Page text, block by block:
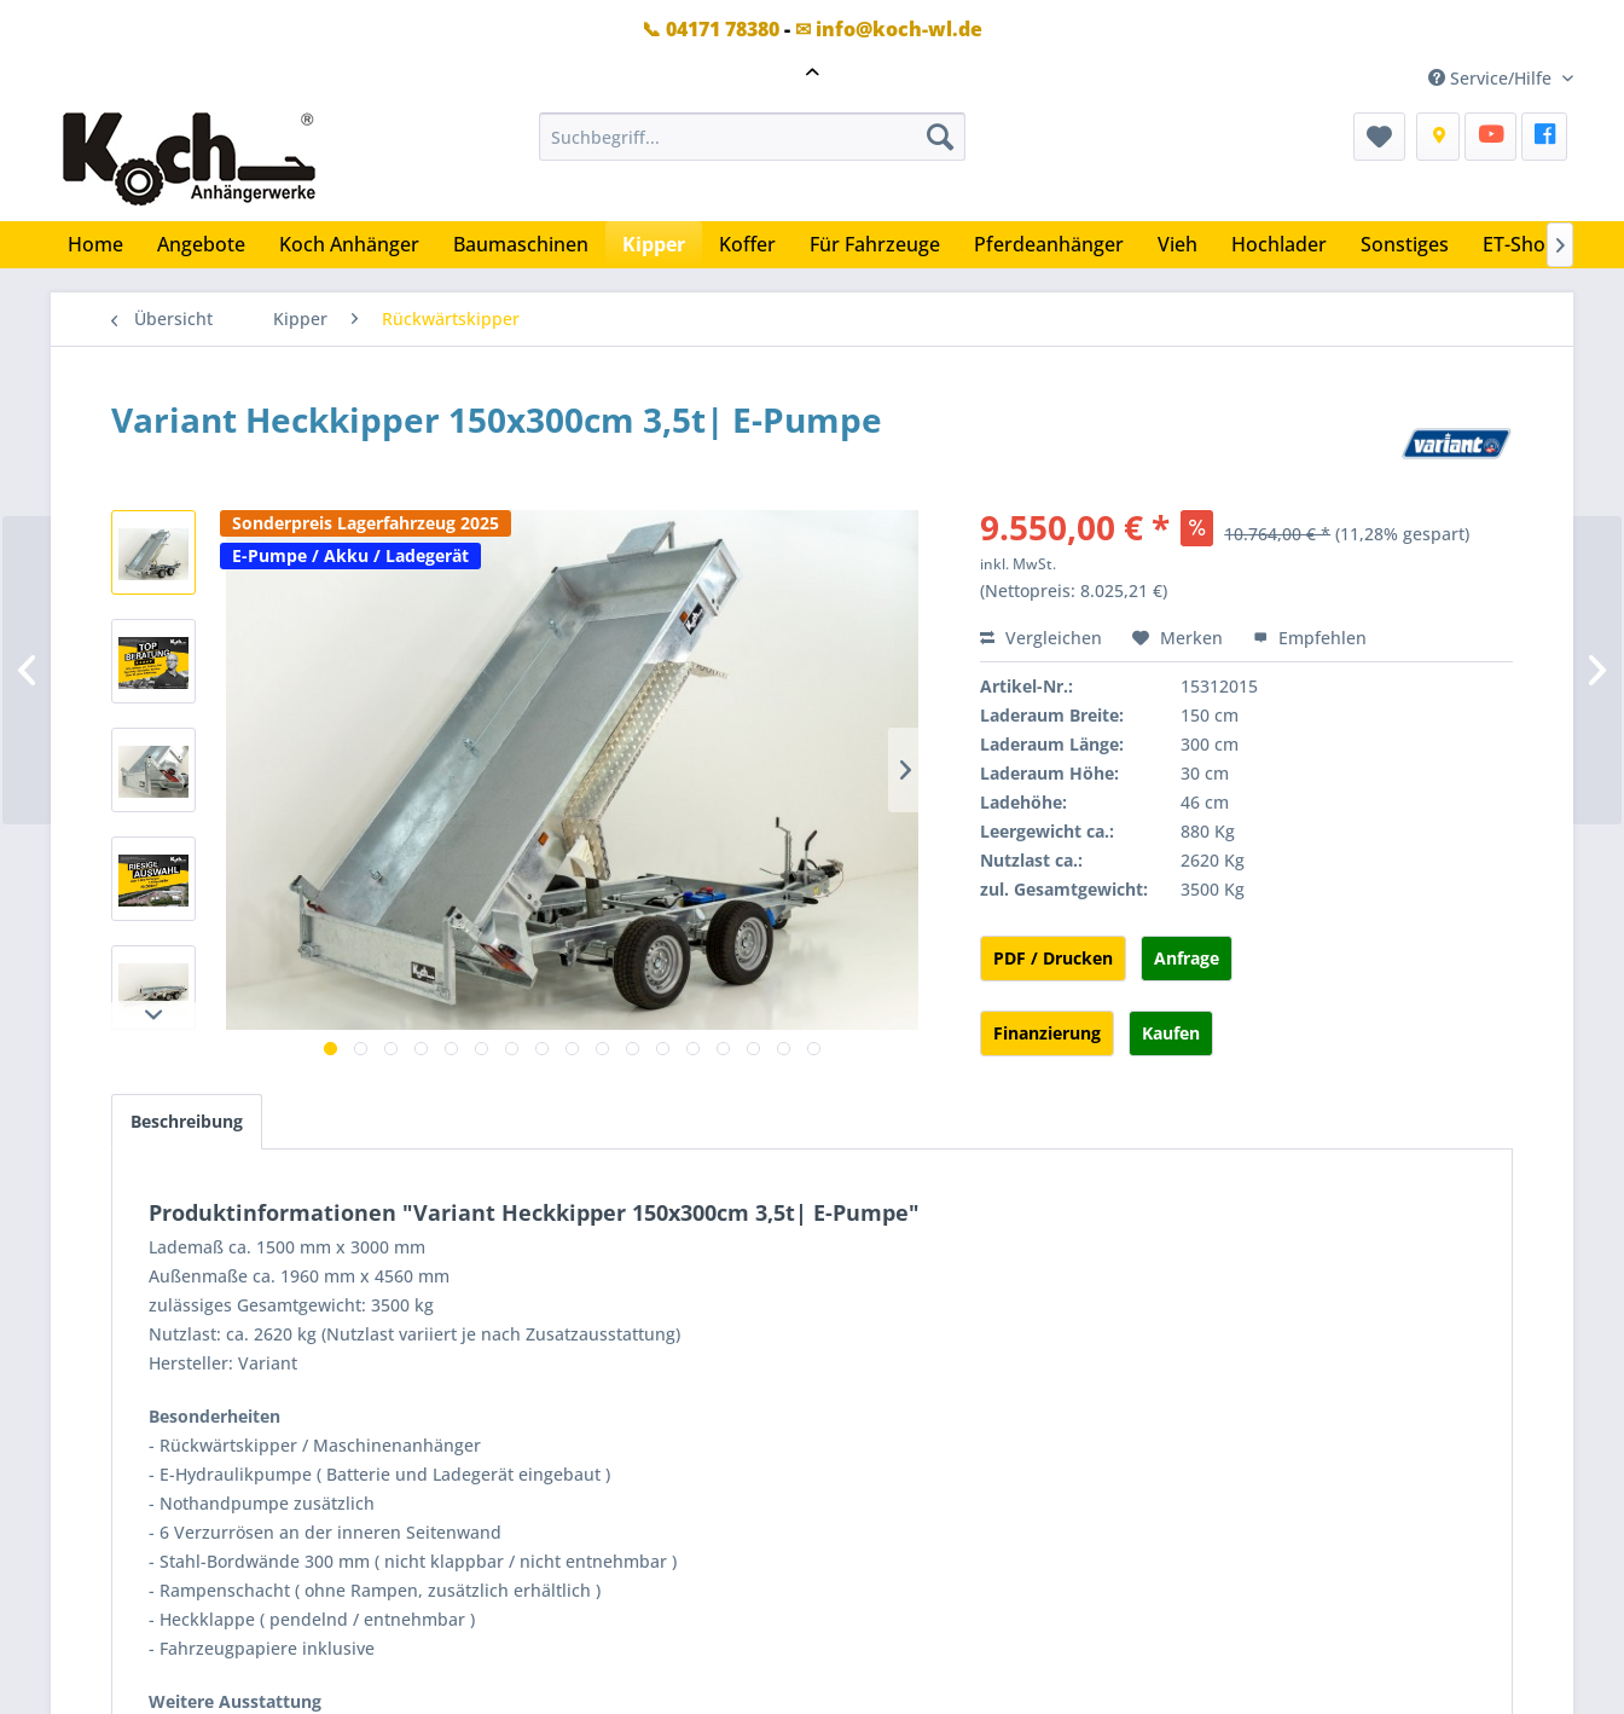
📞 04171 78380- ✉ info@koch-wl.de
Service/Hilfe
Home Angebote Koch Anhänger Baumaschinen Kipper Koffer Für Fahrzeuge Pferdeanhänger Vieh Hochlader Sonstiges ET-Shop
Übersicht Kipper Rückwärtskipper
Variant Heckkipper 150x300cm 3,5t| E-Pumpe
Sonderpreis Lagerfahrzeug 2025
E-Pumpe / Akku / Ladegerät
9.550,00 € * 10.764,00 € * (11,28% gespart)
inkl. MwSt.
(Nettopreis: 8.025,21 €)
Vergleichen Merken Empfehlen
Artikel-Nr.:
15312015
Laderaum Breite:
150 cm
Laderaum Länge:
300 cm
Laderaum Höhe:
30 cm
Ladehöhe:
46 cm
Leergewicht ca.:
880 Kg
Nutzlast ca.:
2620 Kg
zul. Gesamtgewicht:
3500 Kg
PDF / Drucken Anfrage
Finanzierung Kaufen
Beschreibung
Produktinformationen "Variant Heckkipper 150x300cm 3,5t| E-Pumpe"
Lademaß ca. 1500 mm x 3000 mm
Außenmaße ca. 1960 mm x 4560 mm
zulässiges Gesamtgewicht: 3500 kg
Nutzlast: ca. 2620 kg (Nutzlast variiert je nach Zusatzausstattung)
Hersteller: Variant
Besonderheiten
- Rückwärtskipper / Maschinenanhänger
- E-Hydraulikpumpe ( Batterie und Ladegerät eingebaut )
- Nothandpumpe zusätzlich
- 6 Verzurrösen an der inneren Seitenwand
- Stahl-Bordwände 300 mm ( nicht klappbar / nicht entnehmbar )
- Rampenschacht ( ohne Rampen, zusätzlich erhältlich )
- Heckklappe ( pendelnd / entnehmbar )
- Fahrzeugpapiere inklusive
Weitere Ausstattung